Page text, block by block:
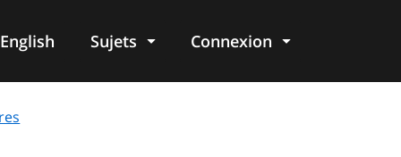
English Sujets Connexion